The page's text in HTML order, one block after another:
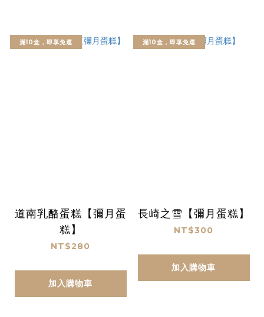
滿10盒，即享免運
道南乳酪蛋糕【彌月蛋
糕】
NT$280
加入購物車
滿10盒，即享免運
長崎之雪【彌月蛋糕】
NT$300
加入購物車